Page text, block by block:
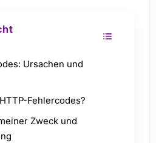
Ursachen und
Fehlercodes?
Zweck und